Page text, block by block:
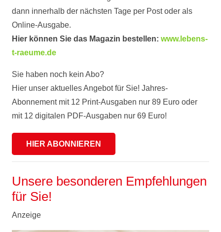
dann innerhalb der nächsten Tage per Post oder als
Online-Ausgabe.
Hier können Sie das Magazin bestellen: www.lebens-
t-raeume.de
Sie haben noch kein Abo?
Hier unser aktuelles Angebot für Sie! Jahres-
Abonnement mit 12 Print-Ausgaben nur 89 Euro oder
mit 12 digitalen PDF-Ausgaben nur 69 Euro!
HIER ABONNIEREN
Unsere besonderen Empfehlungen
für Sie!
Anzeige